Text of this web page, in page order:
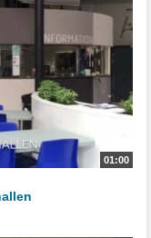
01:00